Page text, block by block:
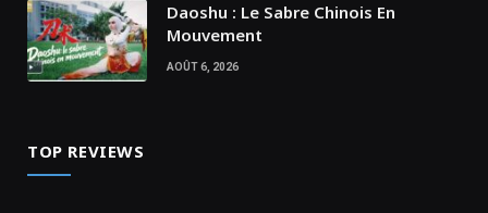
Daoshu : Le Sabre Chinois En
Mouvement
AOÛT 6, 2026
TOP REVIEWS